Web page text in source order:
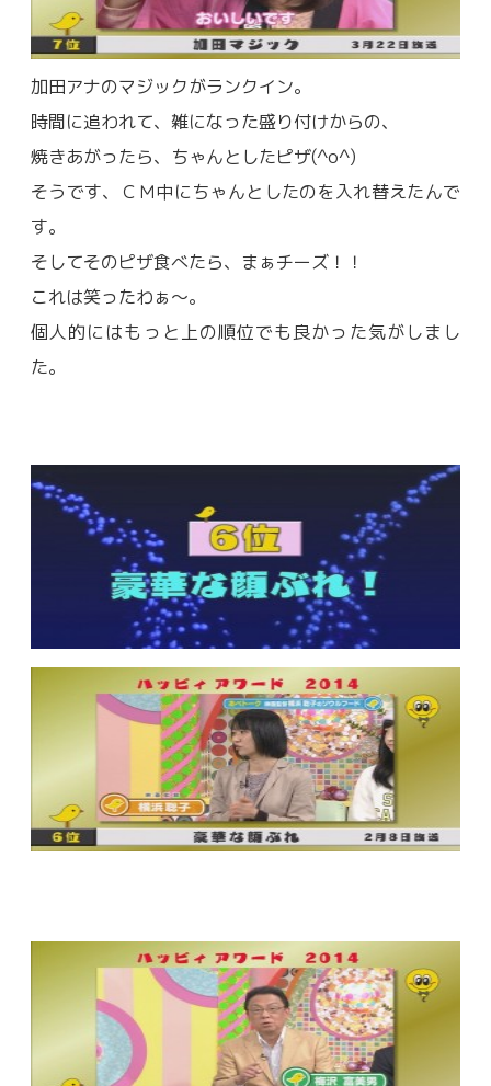
加田アナのマジックがランクイン。
時間に追われて、雑になった盛り付けからの、
焼きあがったら、ちゃんとしたピザ(^o^)
そうです、ＣＭ中にちゃんとしたのを入れ替えたんで
す。
そしてそのピザ食べたら、まぁチーズ！！
これは笑ったわぁ～。
個人的にはもっと上の順位でも良かった気がしまし
た。